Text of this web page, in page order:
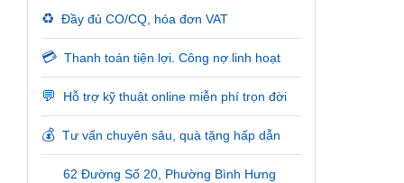
♻️ Đầy đủ CO/CQ, hóa đơn VAT
💳 Thanh toán tiện lợi. Công nợ linh hoạt
💬 Hỗ trợ kỹ thuật online miễn phí trọn đời
💰 Tư vấn chuyên sâu, quà tặng hấp dẫn
62 Đường Số 20, Phường Bình Hưng